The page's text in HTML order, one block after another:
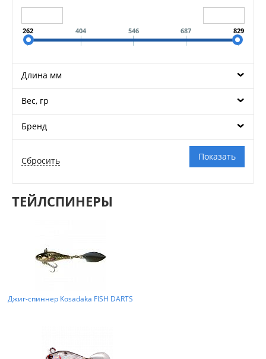
262 404 546 687 829
Длина мм
Вес, гр
Бренд
ТЕЙЛСПИНЕРЫ
Джиг-спиннер Kosadaka FISH DARTS